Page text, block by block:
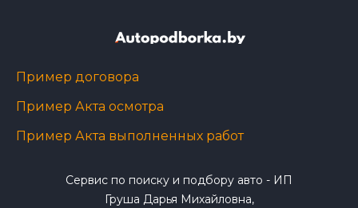
Пример договора
Пример Акта осмотра
Пример Акта выполненных работ
Сервис по поиску и подбору авто - ИП
Груша Дарья Михайловна,